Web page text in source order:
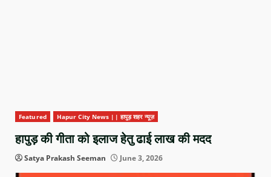
Featured Hapur City News || हापुड़ शहर न्यूज़
हापुड़ की गीता को इलाज हेतु ढाई लाख की मदद
Satya Prakash Seeman June 3, 2026